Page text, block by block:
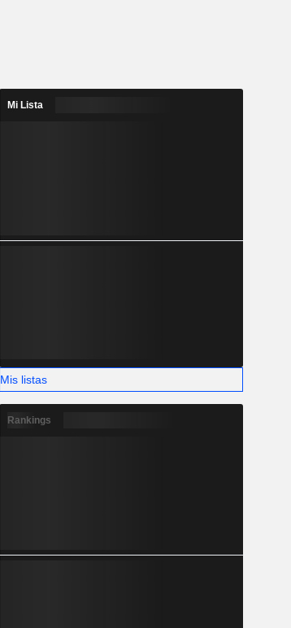
Mi Lista
Mis listas
Rankings